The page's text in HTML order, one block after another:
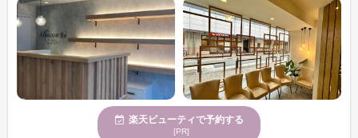
楽天ビューティで予約する
[PR]